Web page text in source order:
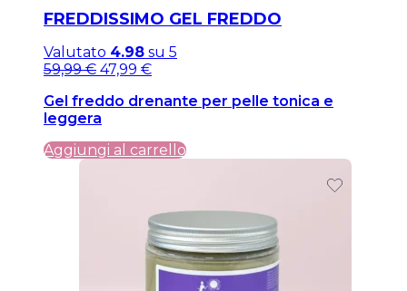
FREDDISSIMO GEL FREDDO
Valutato 4.98 su 5
Il
originale
era:
59,99 €.
59,99€Il
attuale
è:
59,99 €.
47,99 €
Gel freddo drenante per pelle tonica e
leggera
Aggiungi al carrello